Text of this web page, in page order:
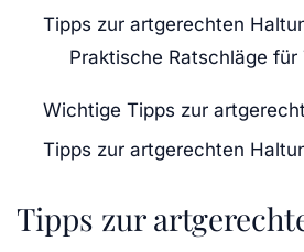
Tipps zur artgerechten
Praktische Ratschläge für
Wichtige Tipps zur
Tipps zur artgerechten
Tipps zur